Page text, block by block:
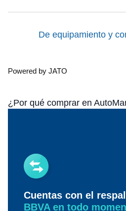
De equipamiento y
Powered by JATO
¿Por qué comprar en
Cuentas con el
BBVA en todo